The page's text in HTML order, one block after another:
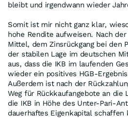
bleibt und irgendwann wieder
Somit ist mir nicht ganz klar,
hohe Rendite aufweisen. Nach
Mittel, dem Zinsrückgang bei den
der stabilen Lage im deutschen
aus, dass die IKB im laufenden
wieder ein positives HGB-
Außerdem ist nach der
Weg für Rückkaufangebote an
die IKB in Höhe des Unter-Pari-
dauerhaftes Eigenkapital schaffen